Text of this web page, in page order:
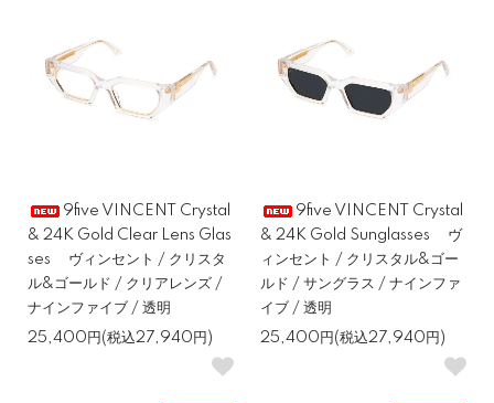
9five VINCENT Crystal
& 24K Gold Clear Lens Glas
ses ヴィンセント / クリスタ
ル&ゴールド / クリアレンズ /
ナインファイブ / 透明
25,400円(税込27,940円)
9five VINCENT Crystal
& 24K Gold Sunglasses ヴ
ィンセント / クリスタル&ゴー
ルド / サングラス / ナインファ
イブ / 透明
25,400円(税込27,940円)